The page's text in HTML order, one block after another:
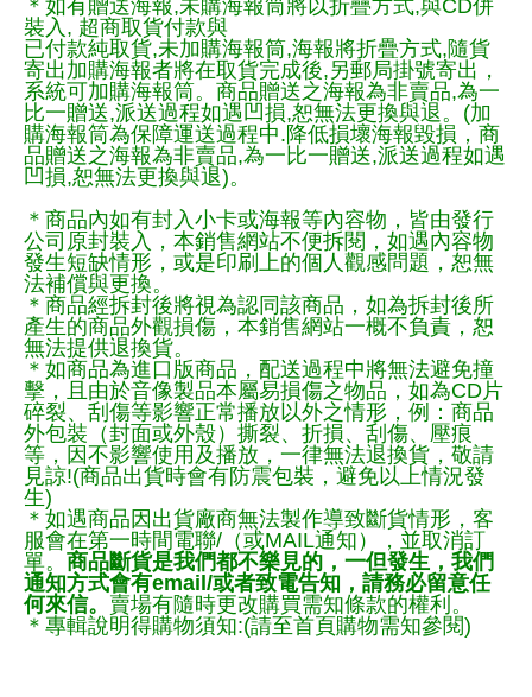
＊如有贈送海報,未購海報筒將以折疊方式,與CD併
裝入, 超商取貨付款與
已付款純取貨,未加購海報筒,海報將折疊方式,隨貨
寄出加購海報者將在取貨完成後,另郵局掛號寄出，
系統可加購海報筒。商品贈送之海報為非賣品,為一
比一贈送,派送過程如遇凹損,恕無法更換與退。(加
購海報筒為保障運送過程中.降低損壞海報毀損，商
品贈送之海報為非賣品,為一比一贈送,派送過程如遇
凹損,恕無法更換與退)。
＊商品內如有封入小卡或海報等內容物，皆由發行
公司原封裝入，本銷售網站不便拆閱，如遇內容物
發生短缺情形，或是印刷上的個人觀感問題，恕無
法補償與更換。
＊商品經拆封後將視為認同該商品，如為拆封後所
產生的商品外觀損傷，本銷售網站一概不負責，恕
無法提供退換貨。
＊如商品為進口版商品，配送過程中將無法避免撞
擊，且由於音像製品本屬易損傷之物品，如為CD片
碎裂、刮傷等影響正常播放以外之情形，例：商品
外包裝（封面或外殼）撕裂、折損、刮傷、壓痕
等，因不影響使用及播放，一律無法退換貨，敬請
見諒!(商品出貨時會有防震包裝，避免以上情況發
生)
＊如遇商品因出貨廠商無法製作導致斷貨情形，客
服會在第一時間電聯/（或MAIL通知），並取消訂
單。 商品斷貨是我們都不樂見的，一但發生，我們
通知方式會有email/或者致電告知，請務必留意任
何來信。 賣場有隨時更改購買需知條款的權利。
＊專輯說明得購物須知:(請至首頁購物需知參閱)